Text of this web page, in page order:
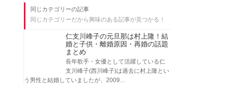
同じカテゴリーの記事
同じカテゴリーだから興味のある記事が見つかる！
仁支川峰子の元旦那は村上隆！結
婚と子供・離婚原因・再婚の話題
まとめ
長年歌手・女優として活躍している仁
支川峰子(西川峰子)は過去に村上隆とい
う男性と結婚していましたが、2009…